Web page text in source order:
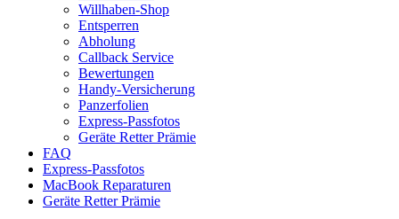
Willhaben-Shop
Entsperren
Abholung
Callback Service
Bewertungen
Handy-Versicherung
Panzerfolien
Express-Passfotos
Geräte Retter Prämie
FAQ
Express-Passfotos
MacBook Reparaturen
Geräte Retter Prämie